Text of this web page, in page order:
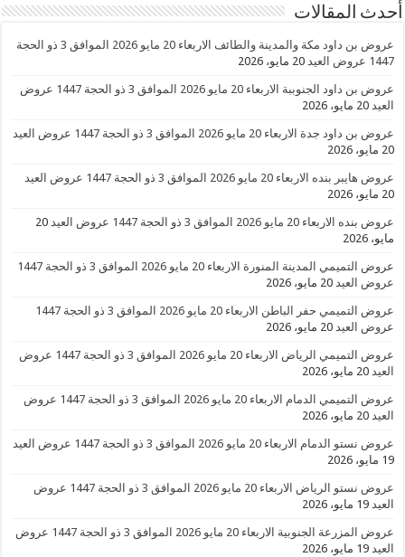
أحدث المقالات
عروض بن داود مكة والمدينة والطائف الاربعاء 20 مايو 2026 الموافق 3 ذو الحجة
1447 عروض العيد
20 مايو، 2026
عروض بن داود الجنوببة الاربعاء 20 مايو 2026 الموافق 3 ذو الحجة 1447 عروض
العيد 20 مايو، 2026
عروض بن داود جدة الاربعاء 20 مايو 2026 الموافق 3 ذو الحجة 1447 عروض العيد
20 مايو، 2026
عروض هايبر بنده الاربعاء 20 مايو 2026 الموافق 3 ذو الحجة 1447 عروض العيد
20 مايو، 2026
عروض بنده الاربعاء 20 مايو 2026 الموافق 3 ذو الحجة 1447 عروض العيد
20
مايو، 2026
عروض التميمي المدينة المنورة الاربعاء 20 مايو 2026 الموافق 3 ذو الحجة 1447
عروض العيد 20 مايو، 2026
عروض التميمي حفر الباطن الاربعاء 20 مايو 2026 الموافق 3 ذو الحجة 1447
عروض العيد 20 مايو، 2026
عروض التميمي الرياض الاربعاء 20 مايو 2026 الموافق 3 ذو الحجة 1447 عروض
العيد 20 مايو، 2026
عروض التميمي الدمام الاربعاء 20 مايو 2026 الموافق 3 ذو الحجة 1447 عروض
العيد 20 مايو، 2026
عروض نستو الدمام الاربعاء 20 مايو 2026 الموافق 3 ذو الحجة 1447 عروض العيد
19 مايو، 2026
عروض نستو الرياض الاربعاء 20 مايو 2026 الموافق 3 ذو الحجة 1447 عروض
العيد 19 مايو، 2026
عروض المزرعة الجنوبية الاربعاء 20 مايو 2026 الموافق 3 ذو الحجة 1447 عروض
العيد 19 مايو، 2026